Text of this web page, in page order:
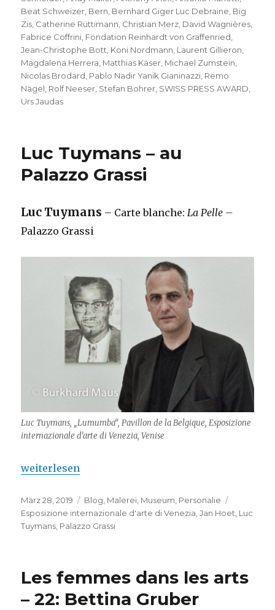
Beat Schweizer, Bern, Bernhard Giger Luc Debraine, Big
Zis, Catherine Rüttimann, Christian Merz, David Wagnières,
Fabrice Coffrini, Fondation Reinhardt von Graffenried,
Jean-Christophe Bott, Koni Nordmann, Laurent Gillieron,
Magdalena Herrera, Matthias Käser, Michael Zumstein,
Nicolas Brodard, Pablo Nadir Yanik Gianinazzi, Remo
Nägel, Rolf Neeser, Stefan Bohrer, SWISS PRESS AWARD,
Urs Jaudas
Luc Tuymans – au
Palazzo Grassi
Luc Tuymans – Carte blanche:La Pelle –
Palazzo Grassi
Luc Tuymans, „Lumumba“, Pavillon de la Belgique, Esposizione
internazionale d’arte di Venezia, Venise
„Luc Tuymans – au Palazzo Grassi“
weiterlesen
Veröffentlicht
am
März 28, 2019 Kategorien
Blog Malerei Museum Personalie
Esposizione internazionale d'arte di Venezia ,Jan Hoet Luc
Tuymans Palazzo Grassi
Les femmes dans les arts
– 22: Bettina Gruber